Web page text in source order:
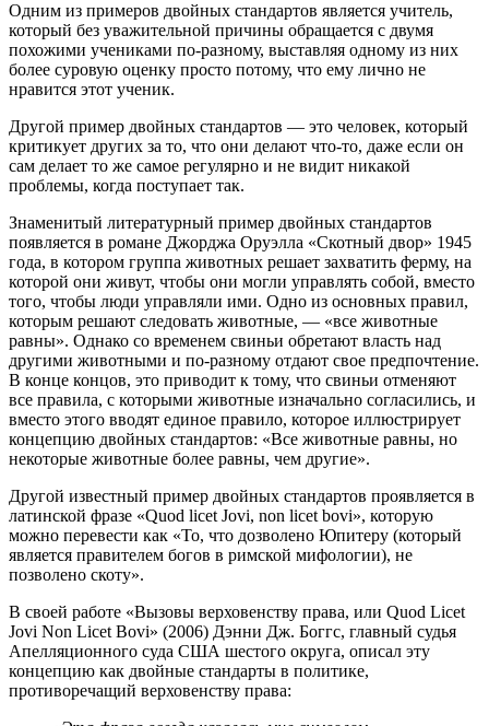
Одним из примеров двойных стандартов является учитель,
который без уважительной причины обращается с двумя
похожими учениками по-разному, выставляя одному из них
более суровую оценку просто потому, что ему лично не
нравится этот ученик.
Другой пример двойных стандартов — это человек, который
критикует других за то, что они делают что-то, даже если он
сам делает то же самое регулярно и не видит никакой
проблемы, когда поступает так.
Знаменитый литературный пример двойных стандартов
появляется в романе Джорджа Оруэлла «Скотный двор» 1945
года, в котором группа животных решает захватить ферму, на
которой они живут, чтобы они могли управлять собой, вместо
того, чтобы люди управляли ими. Одно из основных правил,
которым решают следовать животные, — «все животные
равны». Однако со временем свиньи обретают власть над
другими животными и по-разному отдают свое предпочтение.
В конце концов, это приводит к тому, что свиньи отменяют
все правила, с которыми животные изначально согласились, и
вместо этого вводят единое правило, которое иллюстрирует
концепцию двойных стандартов: «Все животные равны, но
некоторые животные более равны, чем другие».
Другой известный пример двойных стандартов проявляется в
латинской фразе «Quod licet Jovi, non licet bovi», которую
можно перевести как «То, что дозволено Юпитеру (который
является правителем богов в римской мифологии), не
позволено скоту».
В своей работе «Вызовы верховенству права, или Quod Licet
Jovi Non Licet Bovi» (2006) Дэнни Дж. Боггс, главный судья
Апелляционного суда США шестого округа, описал эту
концепцию как двойные стандарты в политике,
противоречащий верховенству права: